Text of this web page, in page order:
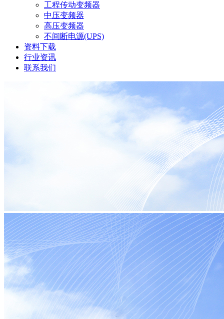
工程传动变频器
中压变频器
高压变频器
不间断电源(UPS)
资料下载
行业资讯
联系我们